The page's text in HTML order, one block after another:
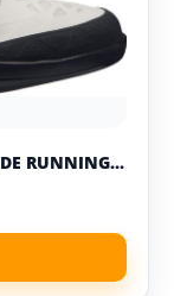
RUNNING...